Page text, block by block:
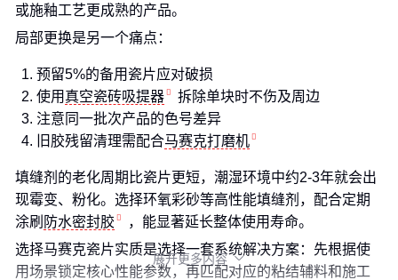
或施釉工艺更成熟的产品。
局部更换是另一个痛点：
预留5%的备用瓷片应对破损
使用 真空瓷砖吸提器
拆除单块时不伤及周边
注意同一批次产品的色号差异
旧胶残留清理需配合马赛克打磨机
填缝剂的老化周期比瓷片更短，潮湿环境中约2-3年就会出
现霉变、粉化。选择环氧彩砂等高性能填缝剂，配合定期
涂刷 防水密封胶
，能显著延长整体使用寿命。
选择马赛克瓷片实质是选择一套系统解决方案：先根据使
用场景锁定核心性能参数，再匹配对应的粘结辅料和施工
展开更多内容 